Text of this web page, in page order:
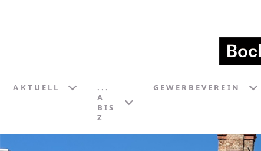
AKTUELL
...
A
BIS
Z
GEWERBEVEREIN